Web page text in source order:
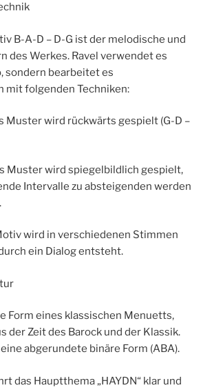
B-A-D – D-G ist der melodische und
des Werkes. Ravel verwendet es
sondern bearbeitet es
mit folgenden Techniken:
Muster wird rückwärts gespielt (G-D –
Muster wird spiegelbildlich gespielt,
Intervalle zu absteigenden werden
wird in verschiedenen Stimmen
ein Dialog entsteht.
Form eines klassischen Menuetts,
der Zeit des Barock und der Klassik.
abgerundete binäre Form (ABA).
das Hauptthema „HAYDN“ klar und